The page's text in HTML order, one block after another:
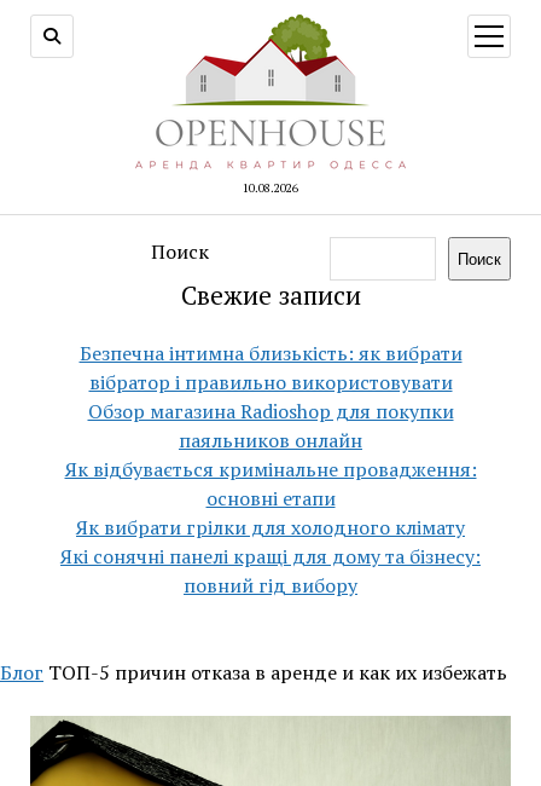
10.08.2026
меню
Поиск Поиск
Свежие записи
Безпечна інтимна близькість: як вибрати
вібратор і правильно використовувати
Обзор магазина Radioshop для покупки
паяльников онлайн
Як відбувається кримінальне провадження:
основні етапи
Як вибрати грілки для холодного клімату
Які сонячні панелі кращі для дому та бізнесу:
повний гід вибору
Блог ТОП-5 причин отказа в аренде и как их избежать